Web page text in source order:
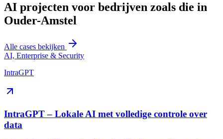
AI projecten voor bedrijven zoals die in
Ouder-Amstel
Alle cases bekijken
AI, Enterprise & Security
IntraGPT
IntraGPT – Lokale AI met volledige controle over
data